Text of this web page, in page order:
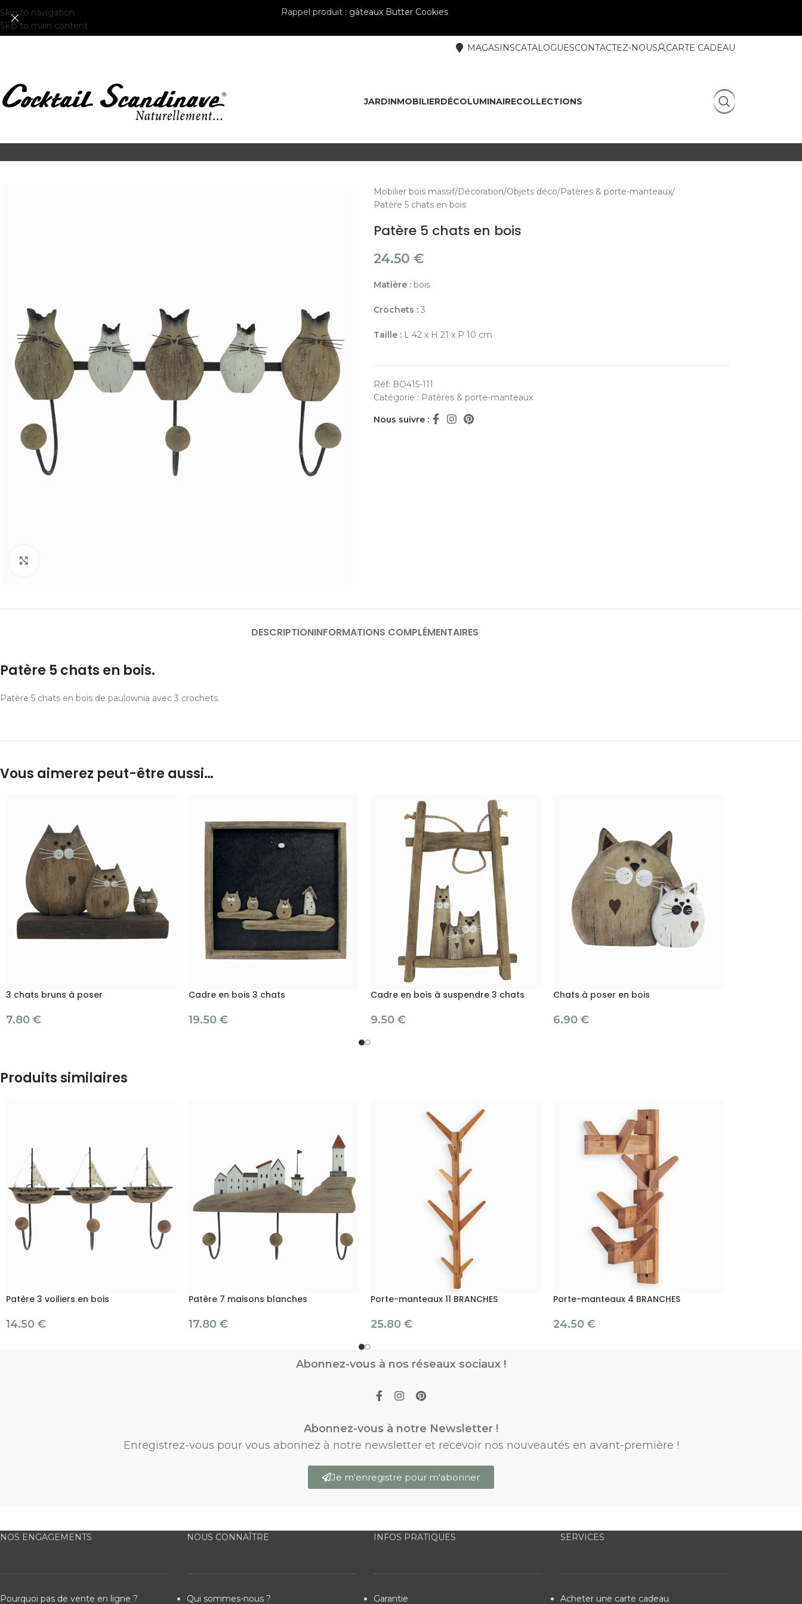
Skip to navigation
Skip to main content
Rappel produit : gâteaux Butter Cookies
MAGASINSCATALOGUESCONTACTEZ-NOUS CARTE CADEAU
JARDINMOBILIERDÉCOLUMINAIRECOLLECTIONS
Mobilier bois massif Décoration Objets déco Patères & porte-manteaux
Patère 5 chats en bois
Patère 5 chats en bois
24.50 €
Matière :bois
Crochets :3
Taille :L 42 x H 21 x P 10 cm
Réf: BO415-111
Catégorie : Patères & porte-manteaux
Nous suivre :
DESCRIPTIONINFORMATIONS COMPLÉMENTAIRES
Patère 5 chats en bois.
Patère 5 chats en bois de paulownia avec 3 crochets.
Vous aimerez peut-être aussi…
3 chats bruns à poser
7.80 €
Cadre en bois 3 chats
19.50 €
Cadre en bois à suspendre 3 chats
9.50 €
Chats à poser en bois
6.90 €
Produits similaires
Patère 3 voiliers en bois
14.50 €
Patère 7 maisons blanches
17.80 €
Porte-manteaux 11 BRANCHES
25.80 €
Porte-manteaux 4 BRANCHES
24.50 €
Abonnez-vous à nos réseaux sociaux !
Abonnez-vous à notre Newsletter !
Enregistrez-vous pour vous abonnez à notre newsletter et recevoir nos nouveautés en avant-première !
Je m'enregistre pour m'abonner
NOS ENGAGEMENTS
Pourquoi pas de vente en ligne ?
NOUS CONNAÎTRE
Qui sommes-nous ?
INFOS PRATIQUES
Garantie
SERVICES
Acheter une carte cadeau